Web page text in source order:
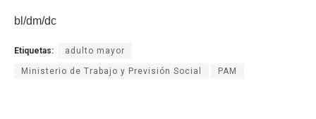
bl/dm/dc
Etiquetas: adulto mayor
Ministerio de Trabajo y Previsión Social PAM